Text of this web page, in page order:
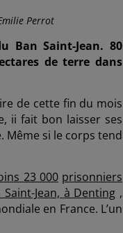
Perrot
Ban Saint-Jean. 80
de terre dans
de cette fin du mois
ii fait bon laisser ses
Même si le corps tend
23 000 prisonniers
Saint-Jean, à Denting ,
en France. L’un